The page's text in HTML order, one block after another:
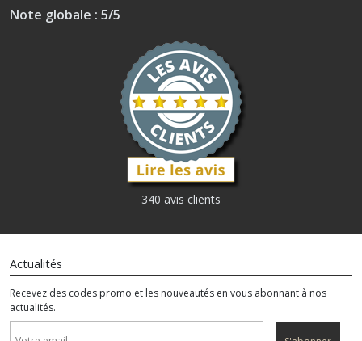
Note globale : 5/5
340 avis clients
Actualités
Recevez des codes promo et les nouveautés en vous abonnant à nos
actualités.